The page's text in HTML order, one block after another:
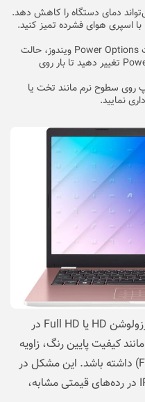
دمای دستگاه را کاهش دهد.
با اسپری هوای فشرده تمیز کنید.
در تنظیمات Power Options ویندوز، حالت
Power Plan را به Balanced یا Power Saver تغییر دهید تا بار روی
روی سطوح نرم مانند تخت یا
نمایید.
نمایشگر 14 اینچی TN این لپتاپ با رزولوشن HD یا Full HD در
کیفیت پایین رنگ، زاویه
دید محدود یا پرش تصویر (Flickering) داشته باشد. این مشکل در
مقایسه با لپ تاپ لنوو با پنل‌های IPS در رده‌های قیمتی مشابه،